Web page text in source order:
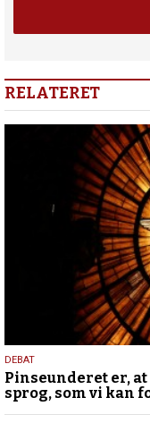
RELATERET
5.
august
2026
DEBAT
Pinseunderet er,
sprog, som vi kan